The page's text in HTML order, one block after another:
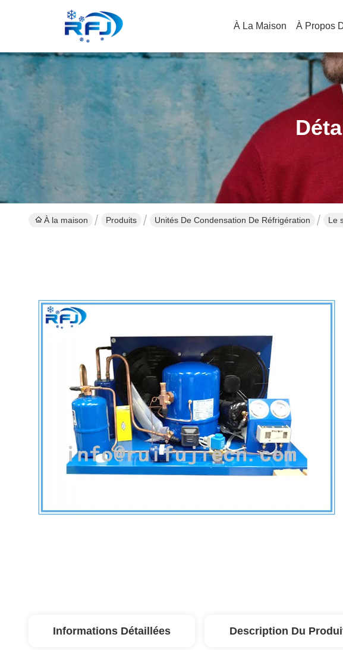
À La Maison À Propos
À la maison Produits Unités De Condensation De Réfrigération Le
Informations Détaillées Description Du